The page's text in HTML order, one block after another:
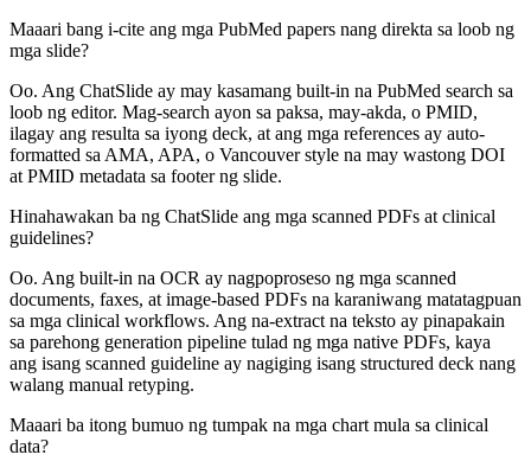
Maaari bang i-cite ang mga PubMed papers nang direkta sa loob ng
mga slide?
Oo. Ang ChatSlide ay may kasamang built-in na PubMed search sa
loob ng editor. Mag-search ayon sa paksa, may-akda, o PMID,
ilagay ang resulta sa iyong deck, at ang mga references ay auto-
formatted sa AMA, APA, o Vancouver style na may wastong DOI
at PMID metadata sa footer ng slide.
Hinahawakan ba ng ChatSlide ang mga scanned PDFs at clinical
guidelines?
Oo. Ang built-in na OCR ay nagpoproseso ng mga scanned
documents, faxes, at image-based PDFs na karaniwang matatagpuan
sa mga clinical workflows. Ang na-extract na teksto ay pinapakain
sa parehong generation pipeline tulad ng mga native PDFs, kaya
ang isang scanned guideline ay nagiging isang structured deck nang
walang manual retyping.
Maaari ba itong bumuo ng tumpak na mga chart mula sa clinical
data?